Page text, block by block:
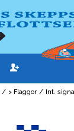
/ > Flaggor / Int.